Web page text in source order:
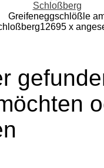
Greifeneggschlößle
12695 x